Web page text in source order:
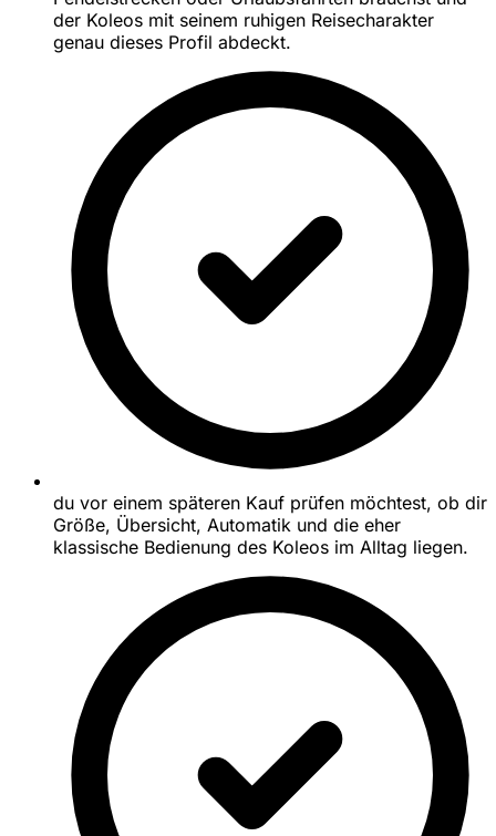
der Koleos mit seinem ruhigen Reisecharakter
genau dieses Profil abdeckt.
du vor einem späteren Kauf prüfen möchtest, ob dir
Größe, Übersicht, Automatik und die eher
klassische Bedienung des Koleos im Alltag liegen.